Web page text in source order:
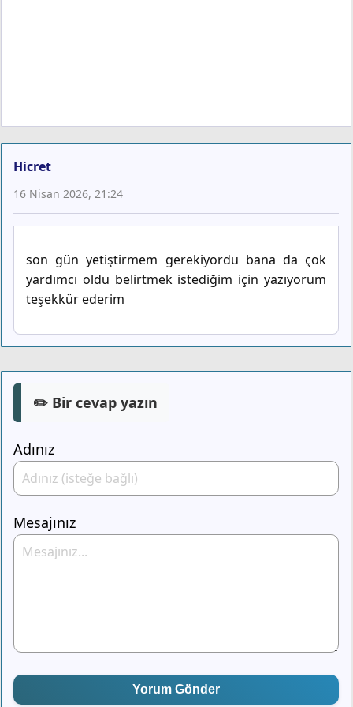
Hicret
16 Nisan 2026, 21:24
son gün yetiştirmem gerekiyordu bana da çok
yardımcı oldu belirtmek istediğim için yazıyorum
teşekkür ederim
✏️ Bir cevap yazın
Adınız
Mesajınız
Yorum Gönder